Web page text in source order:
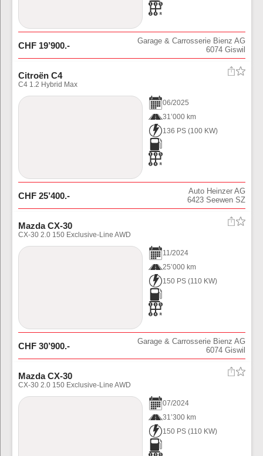
CHF 19’900.-
Garage & Carrosserie Bienz AG
6074 Giswil
Citroën C4
C4 1.2 Hybrid Max
06/2025
31’000 km
136 PS (100 KW)
CHF 25’400.-
Auto Heinzer AG
6423 Seewen SZ
Mazda CX-30
CX-30 2.0 150 Exclusive-Line AWD
11/2024
25’000 km
150 PS (110 KW)
CHF 30’900.-
Garage & Carrosserie Bienz AG
6074 Giswil
Mazda CX-30
CX-30 2.0 150 Exclusive-Line AWD
07/2024
31’300 km
150 PS (110 KW)